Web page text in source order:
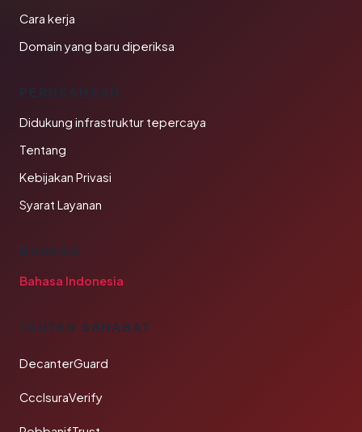
Cara kerja
Domain yang baru diperiksa
PERUSAHAAN
Didukung infrastruktur tepercaya
Tentang
Kebijakan Privasi
Syarat Layanan
BAHASA
Bahasa Indonesia
TAUTAN SAHABAT
DecanterGuard
CcclsuraVerify